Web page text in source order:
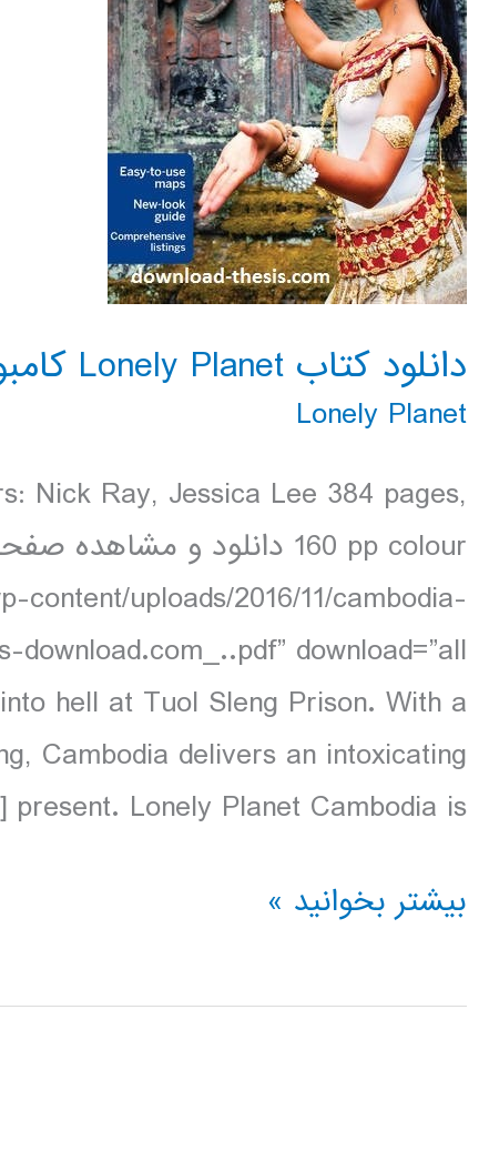
دانلود کتاب Lonely Planet کامبوج Cambodia سال 2016
Lonely Planet
Nick Ray, Jessica Lee 384 pages,
content/uploads/2016/11/cambodia-
hell at Tuol Sleng Prison. With a
Cambodia delivers an intoxicating
present. Lonely Planet Cambodia is […]
دانلود
Lonely
بیشتر بخوانید »